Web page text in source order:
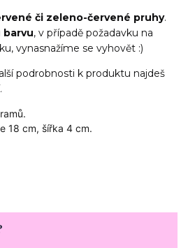
či zeleno-červené pruhy.
barvu, v případě požadavku na
vynasnažíme se vyhovět :)
podrobnosti k produktu najdeš
18 cm, šířka 4 cm.